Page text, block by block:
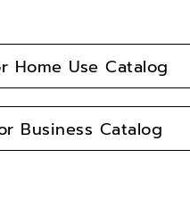
Home Use Catalog
Business Catalog